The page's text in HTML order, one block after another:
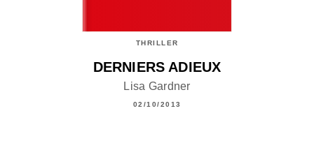
THRILLER
DERNIERS ADIEUX
Lisa Gardner
02/10/2013